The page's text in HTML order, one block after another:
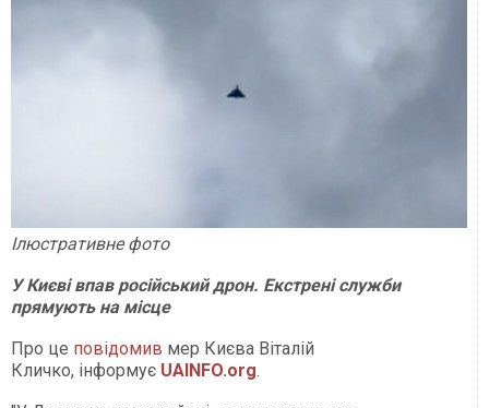
Ілюстративне фото
У Києві впав російський дрон. Екстрені служби
прямують на місце
Про це повідомив мер Києва Віталій
Кличко, інформує UAINFO.org.